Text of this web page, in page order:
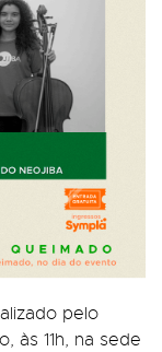
pelo
às 11h, na sede